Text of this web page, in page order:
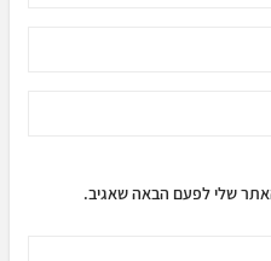
שלי לפעם הבאה שאגיב.